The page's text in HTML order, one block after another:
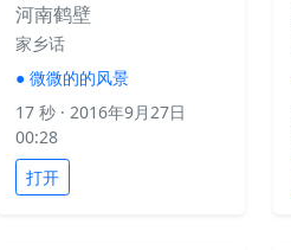
河南鹤壁
家乡话
● 微微的的风景
17 秒 · 2016年9月27日
00:28
打开